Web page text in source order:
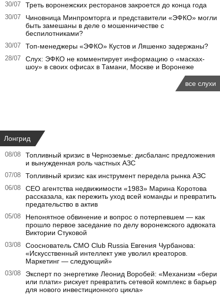
30/07 Треть воронежских ресторанов закроется до конца года
30/07
Чиновница Минпромторга и представители «ЭФКО» могли
быть замешаны в деле о мошенничестве с
беспилотниками?
30/07 Топ-менеджеры «ЭФКО» Кустов и Ляшенко задержаны?
28/07
Слух: ЭФКО не комментирует информацию о «масках-
шоу» в своих офисах в Тамани, Москве и Воронеже
все слухи
Лонгрид
08/08
Топливный кризис в Черноземье: дисбаланс предложения
и вынужденная роль частных АЗС
07/08 Топливный кризис как инструмент передела рынка АЗС
06/08
CEO агентства недвижимости «1983» Марина Коротова
рассказала, как пережить уход всей команды и превратить
предательство в актив
05/08
Непонятное обвинение и вопрос о потерпевшем — как
прошло первое заседание по делу воронежского адвоката
Виктории Стуковой
03/08
Сооснователь CMO Club Russia Евгения Чурбанова:
«Искусственный интеллект уже уволил креаторов.
Маркетинг — следующий»
03/08
Эксперт по энергетике Леонид Воробей: «Механизм «бери
или плати» рискует превратить сетевой комплекс в барьер
для нового инвестиционного цикла»